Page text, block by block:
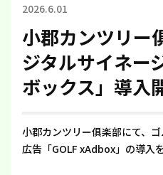
2026.6.01
小郡カンツリー
ジタルサイネー
ボックス」導入
小郡カンツリー俱楽部にて、
広告「GOLF xAdbox」の導入